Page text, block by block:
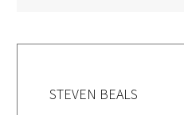
STEVEN BEALS